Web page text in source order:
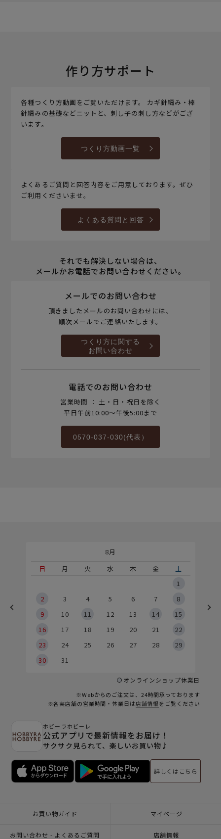
作り方サポート
各種つくり方動画をご覧いただけます。 カギ針編み・棒
針編みの基礎などニットと、刺し子の刺し方などがござ
います。
つくり方動画一覧
よくあるご質問と回答内容をご用意しております。ぜひ
ご利用くださいませ。
よくある質問と回答
それでも解決しない場合は、
メールかお電話でお問い合わせください。
メールでのお問い合わせ
頂きましたメールのお問い合わせには、
順次メールでご連絡いたします。
つくり方に関する
お問い合わせ
電話でのお問い合わせ
営業時間 ： 土・日・祝日を除く
平日午前10:00～午後5:00まで
0570-037-030(代表）
8月
日
月 火 水 木 金
土
1
2
3 4 5 6 7
8
9
10 11 12 13 14
15
16
17 18 19 20 21
22
23
24 25 26 27 28
29
30
31
オンラインショップ休業日
※Webからのご注文は、24時間承っております
※各実店舗の営業時間・休業日は店舗情報をご覧ください
ホビーラホビーレ
公式アプリで最新情報をお届け！
サクサク見られて、楽しいお買い物♪
詳しくはこちら
お買い物ガイド マイページ
お問い合わせ - よくあるご質問 店舗情報